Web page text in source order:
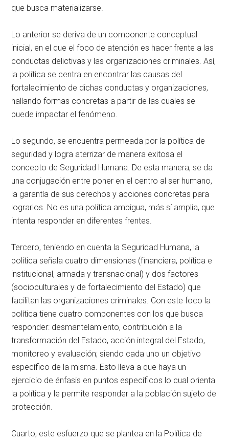
que busca materializarse.
Lo anterior se deriva de un componente conceptual
inicial, en el que el foco de atención es hacer frente a las
conductas delictivas y las organizaciones criminales. Así,
la política se centra en encontrar las causas del
fortalecimiento de dichas conductas y organizaciones,
hallando formas concretas a partir de las cuales se
puede impactar el fenómeno.
Lo segundo, se encuentra permeada por la política de
seguridad y logra aterrizar de manera exitosa el
concepto de Seguridad Humana. De esta manera, se da
una conjugación entre poner en el centro al ser humano,
la garantía de sus derechos y acciones concretas para
lograrlos. No es una política ambigua, más sí amplia, que
intenta responder en diferentes frentes.
Tercero, teniendo en cuenta la Seguridad Humana, la
política señala cuatro dimensiones (financiera, política e
institucional, armada y transnacional) y dos factores
(socioculturales y de fortalecimiento del Estado) que
facilitan las organizaciones criminales. Con este foco la
política tiene cuatro componentes con los que busca
responder: desmantelamiento, contribución a la
transformación del Estado, acción integral del Estado,
monitoreo y evaluación; siendo cada uno un objetivo
específico de la misma. Esto lleva a que haya un
ejercicio de énfasis en puntos específicos lo cual orienta
la política y le permite responder a la población sujeto de
protección.
Cuarto, este esfuerzo que se plantea en la Política de